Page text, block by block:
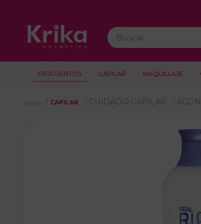
Buscar
DESCUENTOS CAPILAR MAQUILLAJE
CAPILAR CUIDADO CAPILAR